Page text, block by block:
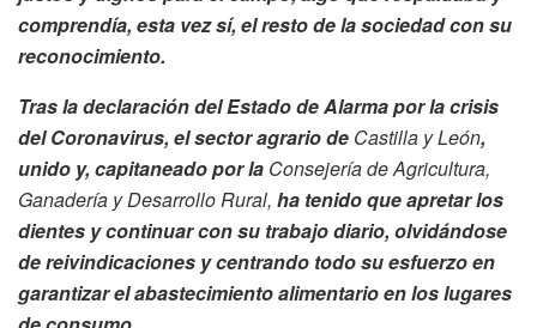
comprendía, esta vez sí, el resto de la sociedad con su
reconocimiento.
Tras la declaración del Estado de Alarma por la crisis
del Coronavirus, el sector agrario de Castilla y León,
unido y, capitaneado por la Consejería de Agricultura,
Ganadería y Desarrollo Rural, ha tenido que apretar los
dientes y continuar con su trabajo diario, olvidándose
de reivindicaciones y centrando todo su esfuerzo en
garantizar el abastecimiento alimentario en los lugares